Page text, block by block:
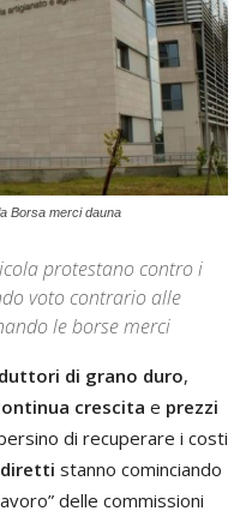
Borsa merci dauna
protestano contro i
voto contrario alle
le borse merci
di grano duro,
crescita e prezzi
di recuperare i costi
stanno cominciando
delle commissioni